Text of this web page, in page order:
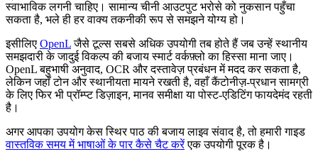
स्वाभाविक लगनी चाहिए। सामान्य चीनी आउटपुट भरोसे को नुकसान पहुँचा
सकता है, भले ही हर वाक्य तकनीकी रूप से समझने योग्य हो।
इसीलिए OpenLजैसे टूल्स सबसे अधिक उपयोगी तब होते हैं जब उन्हें स्थानीय
समझदारी के जादुई विकल्प की बजाय स्मार्ट वर्कफ़्लो का हिस्सा माना जाए।
OpenL बहुभाषी अनुवाद, OCR और दस्तावेज़ प्रबंधन में मदद कर सकता है,
लेकिन जहाँ टोन और स्थानीयता मायने रखती है, वहाँ कैंटोनीज़-प्रधान सामग्री
के लिए फिर भी प्रॉम्प्ट डिज़ाइन, मानव समीक्षा या पोस्ट-एडिटिंग फायदेमंद रहती
है।
अगर आपका उपयोग केस स्थिर पाठ की बजाय लाइव संवाद है, तो हमारी गाइड
वास्तविक समय में भाषाओं के पार कैसे चैट करेंएक उपयोगी पूरक है।